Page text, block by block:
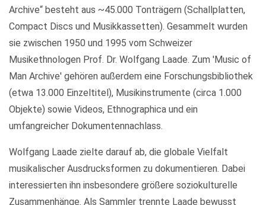
Archive“ besteht aus ~45.000 Tonträgern (Schallplatten,
Compact Discs und Musikkassetten). Gesammelt wurden
sie zwischen 1950 und 1995 vom Schweizer
Musikethnologen Prof. Dr. Wolfgang Laade. Zum 'Music of
Man Archive' gehören außerdem eine Forschungsbibliothek
(etwa 13.000 Einzeltitel), Musikinstrumente (circa 1.000
Objekte) sowie Videos, Ethnographica und ein
umfangreicher Dokumentennachlass.
Wolfgang Laade zielte darauf ab, die globale Vielfalt
musikalischer Ausdrucksformen zu dokumentieren. Dabei
interessierten ihn insbesondere größere soziokulturelle
Zusammenhänge. Als Sammler trennte Laade bewusst